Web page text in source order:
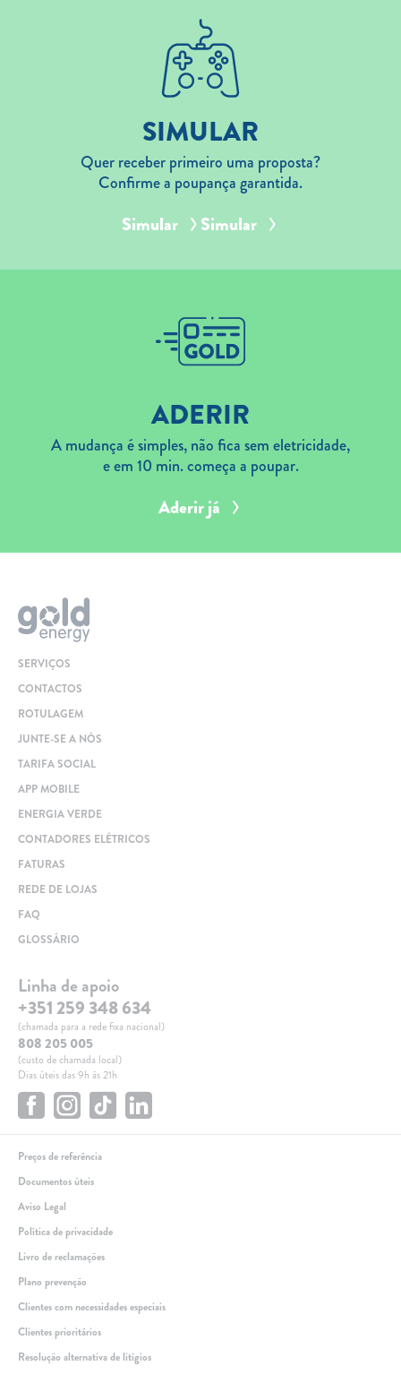
SIMULAR
Quer receber primeiro uma proposta?
Confirme a poupança garantida.
Simular Simular
ADERIR
A mudança é simples, não fica sem eletricidade,
e em 10 min. começa a poupar.
Aderir já
SERVIÇOS
CONTACTOS
ROTULAGEM
JUNTE-SE A NÓS
TARIFA SOCIAL
APP MOBILE
ENERGIA VERDE
CONTADORES ELÉTRICOS
FATURAS
REDE DE LOJAS
FAQ
GLOSSÁRIO
Linha de apoio
+351 259 348 634
(chamada para a rede fixa nacional)
808 205 005
(custo de chamada local)
Dias úteis das 9h às 21h
Preços de referência
Documentos úteis
Aviso Legal
Política de privacidade
Livro de reclamações
Plano prevenção
Clientes com necessidades especiais
Clientes prioritários
Resolução alternativa de litígios